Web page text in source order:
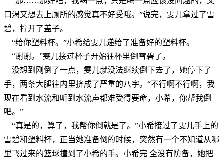
口渴又想去上厕所的感觉真不好受哦。”说完，雯儿拿过了雪
碧，拧开了盖子。
“给你塑料杯。”小希给雯儿递给了准备好的塑料杯。
“谢谢。”雯儿接过杯子开始往杯里倒雪碧了。
没想到刚倒了一点，雯儿就没法继续倒下去了，她停下了
手，两条大腿往内里挤成了严重的八字。“不行啊不行啊，我
现在看到水流和听到水流声都难受得要命，小希，你帮我倒
吧。”
“真是的，算了，我帮你倒就是了。”小希接过了雯儿手上的
雪碧和塑料杯，正当她准备倒的时候，突然有一个不知道从哪
里飞过来的篮球撞到了小希的手。小希完 全没有防备，她把